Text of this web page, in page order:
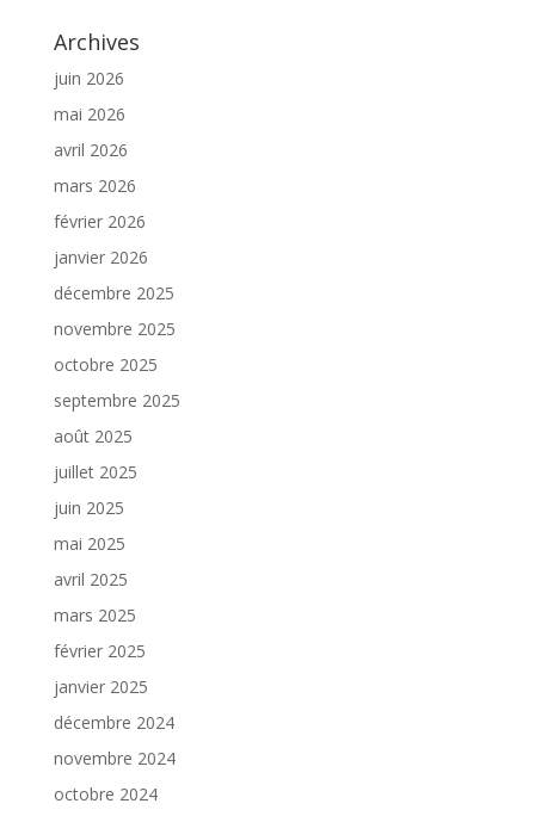
Archives
juin 2026
mai 2026
avril 2026
mars 2026
février 2026
janvier 2026
décembre 2025
novembre 2025
octobre 2025
septembre 2025
août 2025
juillet 2025
juin 2025
mai 2025
avril 2025
mars 2025
février 2025
janvier 2025
décembre 2024
novembre 2024
octobre 2024